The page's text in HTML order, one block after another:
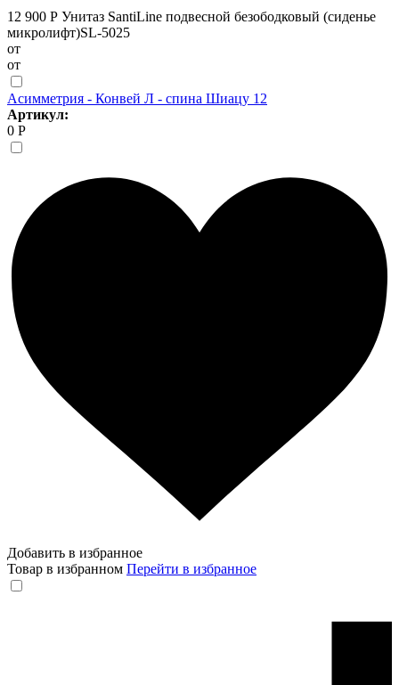
12 900 Р Унитаз SantiLine подвесной безободковый (сиденье
микролифт)SL-5025
от
от
Асимметрия - Конвей Л - спина Шиацу 12
Артикул:
0 Р
Добавить в избранное
Товар в избранном Перейти в избранное